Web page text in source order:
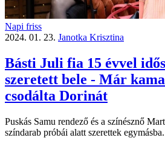
Napi friss
2024. 01. 23. Janotka Krisztina
Básti Juli fia 15 évvel
szeretett bele - Már
csodálta Dorinát
Puskás Samu rendező és a színésznő
színdarab próbái alatt szerettek egymásba.